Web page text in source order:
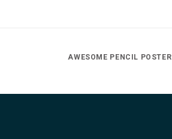
AWESOME PENCIL POSTER